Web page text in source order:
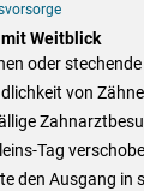
Weitblick
oder
von
Tag
den Ausgang in